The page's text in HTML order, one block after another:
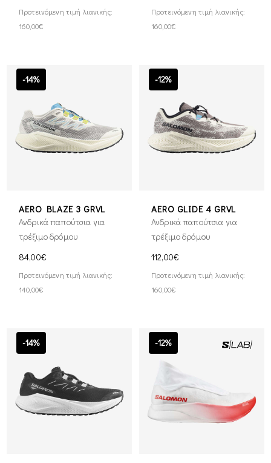
Προτεινόμενη τιμή λιανικής:
160,00€
Προτεινόμενη τιμή λιανικής:
160,00€
-14%
AERO BLAZE 3 GRVL
Ανδρικά παπούτσια για
τρέξιμο δρόμου
84,00€
Προτεινόμενη τιμή λιανικής:
140,00€
-12%
AERO GLIDE 4 GRVL
Ανδρικά παπούτσια για
τρέξιμο δρόμου
112,00€
Προτεινόμενη τιμή λιανικής:
160,00€
-14% -12%